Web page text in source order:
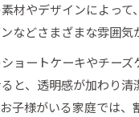
材やデザインによって
などさまざまな雰囲気
ョートケーキやチーズ
と、透明感が加わり清
子様がいる家庭では、